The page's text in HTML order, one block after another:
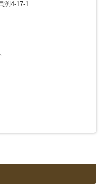
渕4-17-1